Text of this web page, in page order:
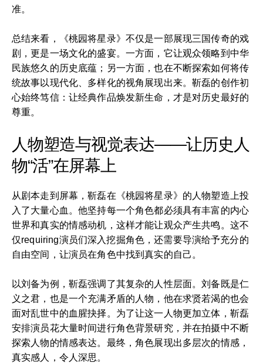
准。
总结来看，《桃园将星录》不仅是一部展现三国传奇的戏
剧，更是一场文化的盛宴。一方面，它让观众领略到中华
民族悠久的历史底蕴；另一方面，也在不断探索如何将传
统故事以现代化、多样化的视角展现出来。靳磊的创作初
心始终笃信：让经典作品焕发新生命，才是对历史最好的
尊重。
人物塑造与视觉表达——让历史人
物“活”在屏幕上
从剧本走到屏幕，靳磊在《桃园将星录》的人物塑造上投
入了大量心血。他坚持每一个角色都必须具有丰富的内心
世界和真实的情感动机，这样才能让观众产生共鸣。这不
仅requiring演员们深入挖掘角色，还需要导演给予充分的
自由空间，让演员在角色中找到真实的自己。
以刘备为例，靳磊强调了其复杂的人性层面。刘备既是仁
义之君，也是一个充满矛盾的人物，他在求贤若渴的也会
面对乱世中的血腥抉择。为了让这一人物更加立体，靳磊
安排演员花大量时间进行角色背景研究，并在拍摄中不断
探索人物的情感表达。最终，角色展现出多层次的情感，
真实感人，令人深思。